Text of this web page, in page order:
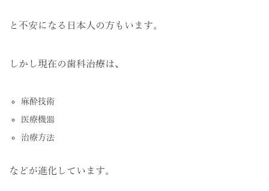
と不安になる日本人の方もいます。
しかし現在の歯科治療は、
麻酔技術
医療機器
治療方法
などが進化しています。